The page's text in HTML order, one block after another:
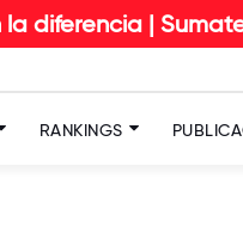
| Sumate anuestro
RANKINGS